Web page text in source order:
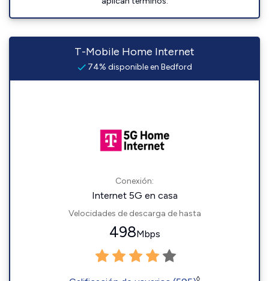
T-Mobile Home Internet
74% disponible en Bedford
Conexión:
Internet 5G en casa
Velocidades de descarga de hasta
498Mbps